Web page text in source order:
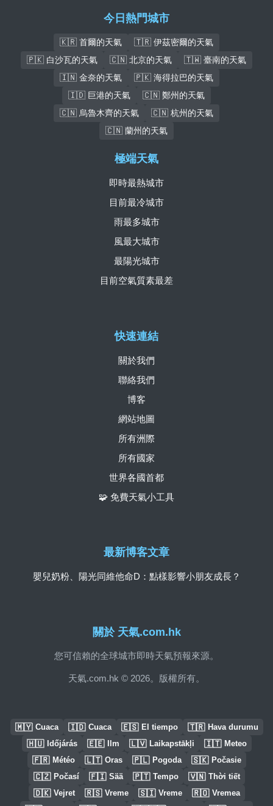
今日熱門城市
🇰🇷 首爾的天氣
🇹🇷 伊茲密爾的天氣
🇵🇰 白沙瓦的天氣
🇨🇳 北京的天氣
🇹🇼 臺南的天氣
🇮🇳 金奈的天氣
🇵🇰 海得拉巴的天氣
🇮🇩 巨港的天氣
🇨🇳 鄭州的天氣
🇨🇳 烏魯木齊的天氣
🇨🇳 杭州的天氣
🇨🇳 蘭州的天氣
關於 天氣.com.hk
您可信賴的全球城市即時天氣預報來源。
天氣.com.hk © 2026。版權所有。
快速連結
關於我們
聯絡我們
博客
網站地圖
所有洲際
所有國家
世界各國首都
🧩 免費天氣小工具
極端天氣
即時最熱城市
目前最冷城市
雨最多城市
風最大城市
最陽光城市
目前空氣質素最差
最新博客文章
嬰兒奶粉、陽光同維他命D：點樣影響小朋友成長？
🇲🇾 Cuaca 🇮🇩 Cuaca 🇪🇸 El tiempo 🇹🇷 Hava durumu
🇭🇺 Időjárás 🇪🇪 Ilm 🇱🇻 Laikapstākļi 🇮🇹 Meteo
🇫🇷 Météo 🇱🇹 Oras 🇵🇱 Pogoda 🇸🇰 Počasie
🇨🇿 Počasí 🇫🇮 Sää 🇵🇹 Tempo 🇻🇳 Thời tiết
🇩🇰 Vejret 🇷🇸 Vreme 🇸🇮 Vreme 🇷🇴 Vremea